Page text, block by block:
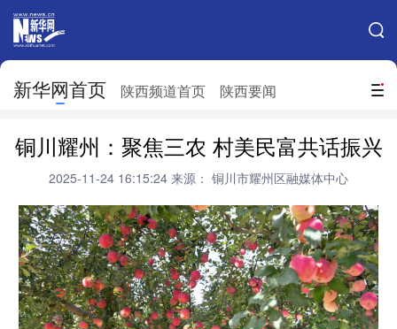
搜索
新华网首页 陕西频道首页 陕西要闻
网站地图
北京 天津 河北 山西
浙江 安徽 福建 江西
山东 河南 湖北 湖南
广东 广西 海南 重庆
铜川耀州：聚焦三农 村美民富共话振兴
2025-11-24 16:15:24 来源： 铜川市耀州区融媒体中心